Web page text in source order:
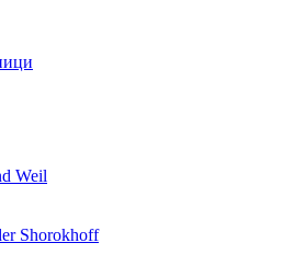
Weil
Shorokhoff